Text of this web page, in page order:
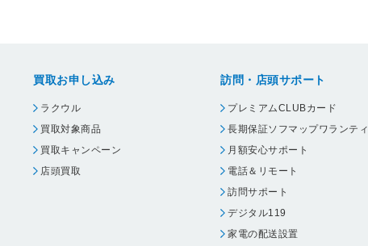
買取お申し込み
ラクウル
買取対象商品
買取キャンペーン
店頭買取
訪問・店頭サポート
プレミアムCLUBカード
長期保証ソフマップワランティ
月額安心サポート
電話＆リモート
訪問サポート
デジタル119
家電の配送設置